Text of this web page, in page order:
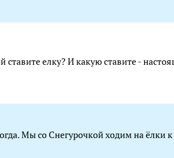
елку? И какую ставите -
Мы со Снегурочкой ходим на ёлки к